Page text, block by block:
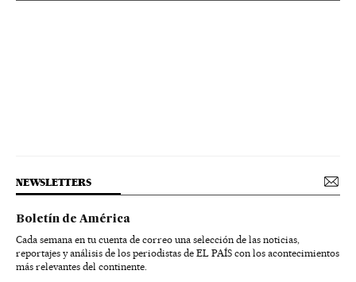
NEWSLETTERS
Boletín de América
Cada semana en tu cuenta de correo una selección de las noticias,
reportajes y análisis de los periodistas de EL PAÍS con los acontecimientos
más relevantes del continente.